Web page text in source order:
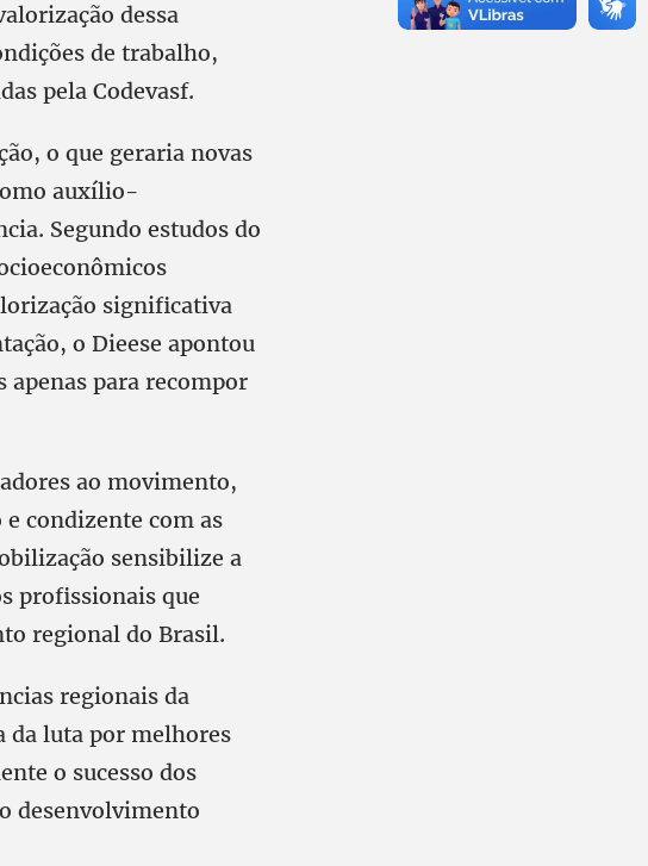
dessa
de trabalho,
pela Codevasf.
o que geraria novas
auxílio-
Segundo estudos do
significativa
o Dieese apontou
apenas para recompor
ao movimento,
condizente com as
sensibilize a
profissionais que
regional do Brasil.
regionais da
da luta por melhores
o sucesso dos
desenvolvimento